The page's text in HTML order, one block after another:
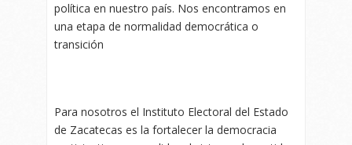
política en nuestro país. Nos encontramos en
una etapa de normalidad democrática o
transición
Para nosotros el Instituto Electoral del Estado
de Zacatecas es la fortalecer la democracia